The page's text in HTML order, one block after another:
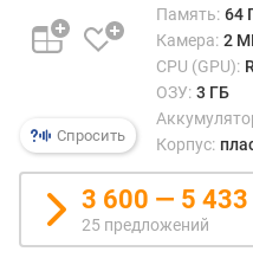
п
у
)
п
р
о
Спросить
Память: 64
Камера: 2
CPU (GPU):
ОЗУ: 3 ГБ
Корпус:
3 600 — 5 433
25 предложений